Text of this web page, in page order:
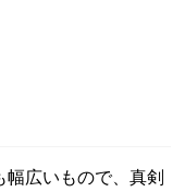
広いもので、真剣